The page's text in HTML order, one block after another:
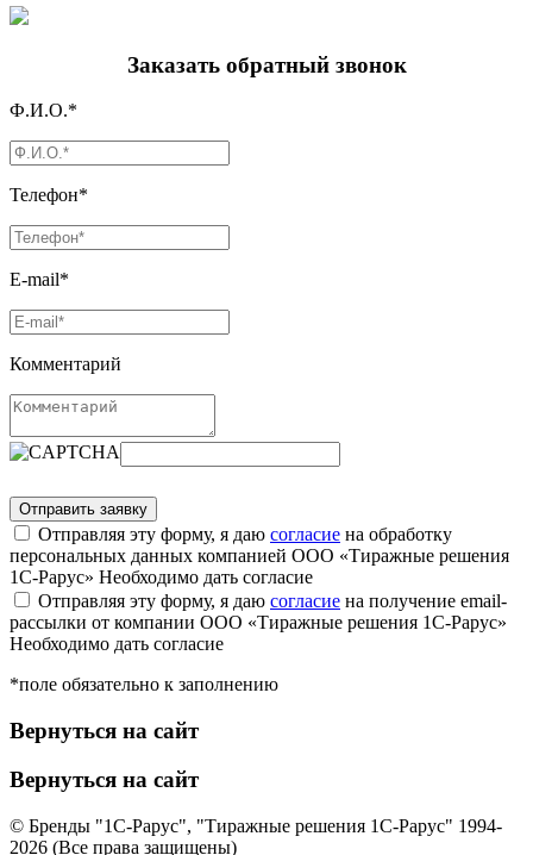
Заказать обратный звонок
Ф.И.О.*
Телефон*
E-mail*
Комментарий
Отправляя эту форму, я даю согласие на обработку
персональных данных компанией ООО «Тиражные решения
1С-Рарус» Необходимо дать согласие
Отправляя эту форму, я даю согласие на получение email-
рассылки от компании ООО «Тиражные решения 1С-Рарус»
Необходимо дать согласие
*поле обязательно к заполнению
Вернуться на сайт
Вернуться на сайт
© Бренды "1С-Рарус", "Тиражные решения 1С-Рарус" 1994-
2026 (Все права защищены)